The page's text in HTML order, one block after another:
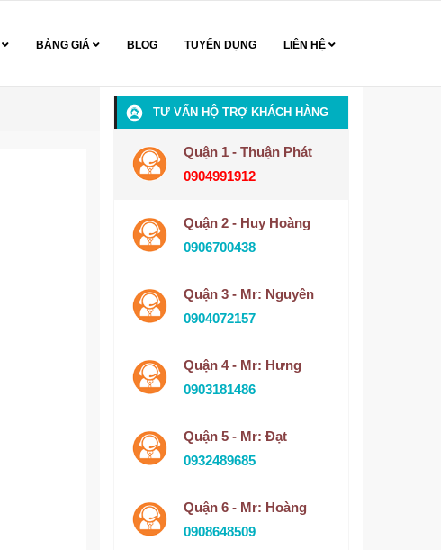
BẢNG GIÁ BLOG TUYỂN DỤNG LIÊN HỆ
TƯ VẤN HỘ TRỢ KHÁCH HÀNG
Quận 1 - Thuận Phát
0904991912
Quận 2 - Huy Hoàng
0906700438
Quận 3 - Mr: Nguyên
0904072157
Quận 4 - Mr: Hưng
0903181486
Quận 5 - Mr: Đạt
0932489685
Quận 6 - Mr: Hoàng
0908648509